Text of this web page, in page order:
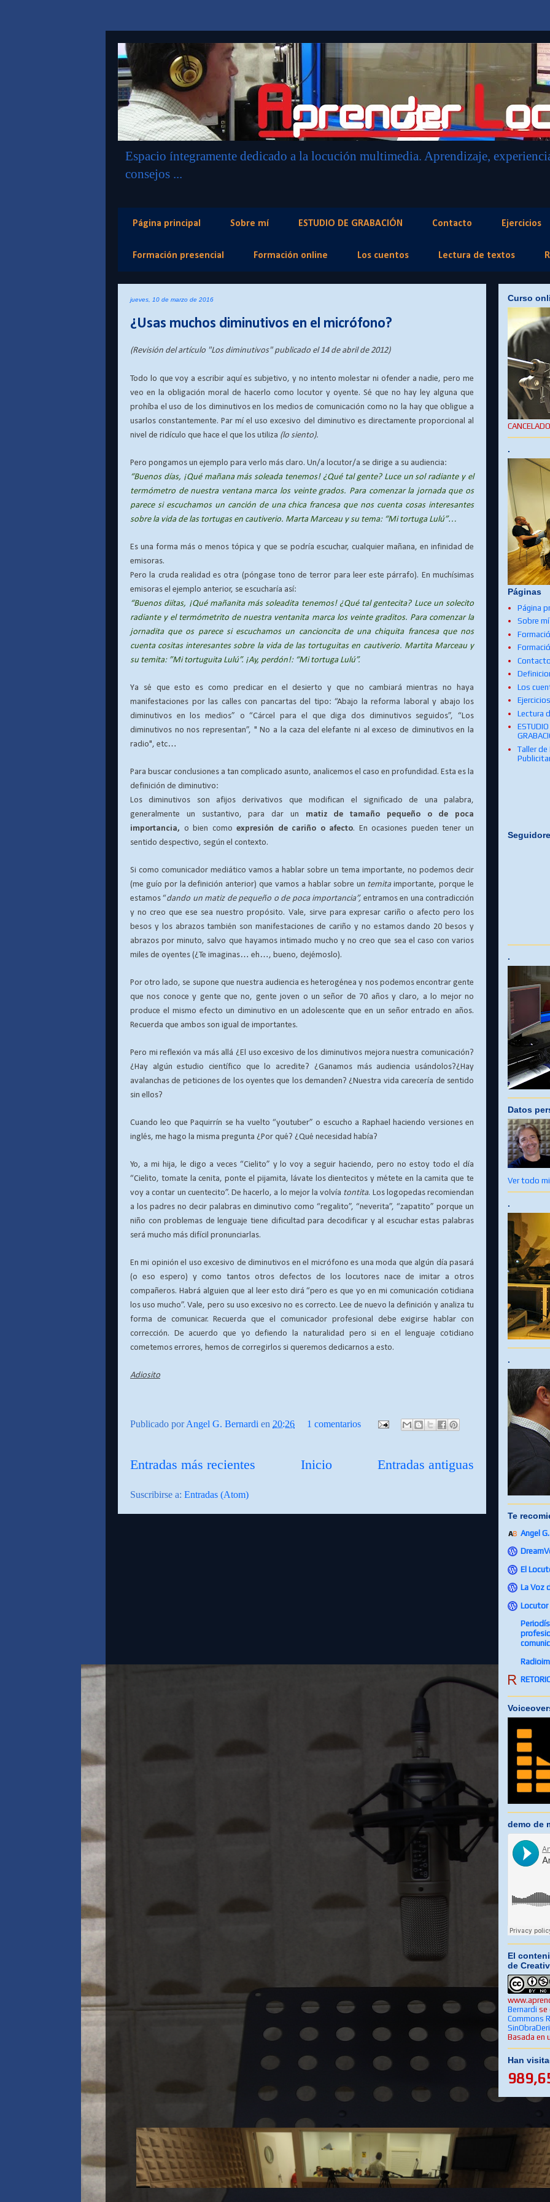
Espacio íntegramente dedicado a la locución multimedia. Aprendizaje,
consejos ...
Página principal Sobre mí ESTUDIO DE GRABACIÓN Contacto Ejercicios
Formación presencial Formación online Los cuentos Lectura de textos
jueves, 10 de marzo de 2016
¿Usas muchos diminutivos en el micrófono?
(Revisión del artículo "Los diminutivos" publicado el 14 de abril de 2012)
Todo lo que voy a escribir aquí es subjetivo, y no intento molestar ni ofender a nadie, pero me
veo en la obligación moral de hacerlo como locutor y oyente. Sé que no hay ley alguna que
prohíba el uso de los diminutivos en los medios de comunicación como no la hay que obligue a
usarlos constantemente. Par mí el uso excesivo del diminutivo es directamente proporcional al
nivel de ridículo que hace el que los utiliza (lo siento).
Pero pongamos un ejemplo para verlo más claro. Un/a locutor/a se dirige a su audiencia:
“Buenos días, ¡Qué mañana más soleada tenemos! ¿Qué tal gente? Luce un sol radiante y el
termómetro de nuestra ventana marca los veinte grados. Para comenzar la jornada que os
parece si escuchamos un canción de una chica francesa que nos cuenta cosas interesantes
sobre la vida de las tortugas en cautiverio. Marta Marceau y su tema: “Mi tortuga Lulú”…
Es una forma más o menos tópica y que se podría escuchar, cualquier mañana, en infinidad de
emisoras.
Pero la cruda realidad es otra (póngase tono de terror para leer este párrafo). En muchísimas
emisoras el ejemplo anterior, se escucharía así:
“Buenos diítas, ¡Qué mañanita más soleadita tenemos! ¿Qué tal gentecita? Luce un solecito
radiante y el termómetrito de nuestra ventanita marca los veinte graditos. Para comenzar la
jornadita que os parece si escuchamos un cancioncita de una chiquita francesa que nos
cuenta cositas interesantes sobre la vida de las tortuguitas en cautiverio. Martita Marceau y
su temita: ”Mi tortuguita Lulú”. ¡Ay, perdón!: “Mi tortuga Lulú”.
Ya sé que esto es como predicar en el desierto y que no cambiará mientras no haya
manifestaciones por las calles con pancartas del tipo: “Abajo la reforma laboral y abajo los
diminutivos en los medios” o “Cárcel para el que diga dos diminutivos seguidos”, “Los
diminutivos no nos representan”, " No a la caza del elefante ni al exceso de diminutivos en la
radio", etc…
Para buscar conclusiones a tan complicado asunto, analicemos el caso en profundidad. Esta es la
definición de diminutivo:
Los diminutivos son afijos derivativos que modifican el significado de una palabra,
generalmente un sustantivo,
para dar un
matiz de tamaño pequeño o de poca
importancia, o bien como expresión de cariño o afecto. En ocasiones pueden tener un
sentido despectivo, según el contexto.
Si como comunicador mediático vamos a hablar sobre un tema importante, no podemos decir
(me guío por la definición anterior) que vamos a hablar sobre un temitaimportante, porque le
estamos “dando un matiz de pequeño o de poca importancia”, entramos en una contradicción
y no creo que ese sea nuestro propósito. Vale, sirve para expresar cariño o afecto pero los
besos y los abrazos también son manifestaciones de cariño y no estamos dando 20 besos y
abrazos por minuto, salvo que hayamos intimado mucho y no creo que sea el caso con varios
miles de oyentes (¿Te imaginas… eh…, bueno, dejémoslo).
Por otro lado, se supone que nuestra audiencia es heterogénea y nos podemos encontrar gente
que nos conoce y gente que no, gente joven o un señor de 70 años y claro, a lo mejor no
produce el mismo efecto un diminutivo en un adolescente que en un señor entrado en años.
Recuerda que ambos son igual de importantes.
Pero mi reflexión va más allá ¿El uso excesivo de los diminutivos mejora nuestra comunicación?
¿Hay algún estudio científico que lo acredite? ¿Ganamos más audiencia usándolos?¿Hay
avalanchas de peticiones de los oyentes que los demanden? ¿Nuestra vida carecería de sentido
sin ellos?
Cuando leo que Paquirrín se ha vuelto “youtuber” o escucho a Raphael haciendo versiones en
inglés, me hago la misma pregunta ¿Por qué? ¿Qué necesidad había?
Yo, a mi hija, le digo a veces “Cielito” y lo voy a seguir haciendo, pero no estoy todo el día
“Cielito, tomate la cenita, ponte el pijamita, lávate los dientecitos y métete en la camita que te
voy a contar un cuentecito”. De hacerlo, a lo mejor la volvía tontita. Los logopedas recomiendan
a los padres no decir palabras en diminutivo como “regalito”, “neverita”, “zapatito” porque un
niño con problemas de lenguaje tiene dificultad para decodificar y al escuchar estas palabras
será mucho más difícil pronunciarlas.
En mi opinión el uso excesivo de diminutivos en el micrófono es una moda que algún día pasará
(o eso espero) y como tantos otros defectos de los locutores nace de imitar a otros
compañeros. Habrá alguien que al leer esto dirá “pero es que yo en mi comunicación cotidiana
los uso mucho”. Vale, pero su uso excesivo no es correcto. Lee de nuevo la definición y analiza tu
forma de comunicar. Recuerda que el comunicador profesional debe exigirse hablar con
corrección. De acuerdo que yo defiendo la naturalidad pero si en el lenguaje cotidiano
cometemos errores, hemos de corregirlos si queremos dedicarnos a esto.
Adiosito
Publicado porAngel G. Bernardi en 20:26 1 comentarios
Entradas más recientes Entradas antiguas
Inicio
Suscribirse a: Entradas (Atom)
Curso
.
Páginas
Página
Sobre mí
Los
Lectura
Taller de
.
Datos
Ver todo
.
.
Te
Angel
El
La Voz
demo de
El
de
Bernardi se
Commons
Basada en
Han